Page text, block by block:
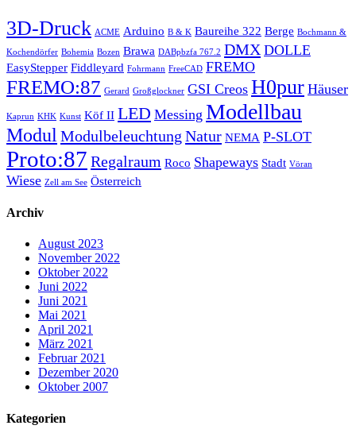
3D-Druck ACME Arduino B & K Baureihe 322 Berge Bochmann &
Kochendörfer Bohemia Bozen Brawa DABpbzfa 767.2 DMX DOLLE
EasyStepper Fiddleyard Fohrmann FreeCAD FREMO
FREMO:87 Gerard Großglockner GSI Creos H0pur Häuser
Kaprun KHK Kunst Köf II LED Messing Modellbau
Modul Modulbeleuchtung Natur NEMA P-SLOT
Proto:87 Regalraum Roco Shapeways Stadt Vöran
Wiese Zell am See Österreich
Archiv
August 2023
November 2022
Oktober 2022
Juni 2022
Juni 2021
Mai 2021
April 2021
März 2021
Februar 2021
Dezember 2020
Oktober 2007
Kategorien